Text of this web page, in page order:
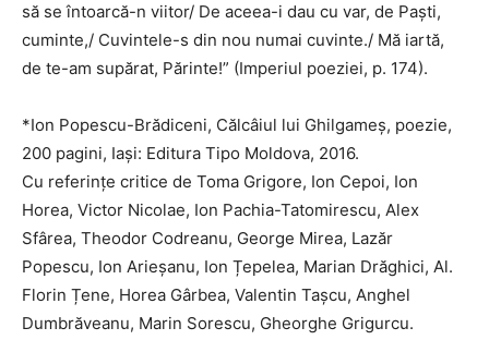
să se întoarcă-n viitor/ De aceea-i dau cu var, de Paști,
cuminte,/ Cuvintele-s din nou numai cuvinte./ Mă iartă,
de te-am supărat, Părinte!” (Imperiul poeziei, p. 174).
*Ion Popescu-Brădiceni, Călcâiul lui Ghilgameș, poezie,
200 pagini, Iași: Editura Tipo Moldova, 2016.
Cu referințe critice de Toma Grigore, Ion Cepoi, Ion
Horea, Victor Nicolae, Ion Pachia-Tatomirescu, Alex
Sfârea, Theodor Codreanu, George Mirea, Lazăr
Popescu, Ion Arieșanu, Ion Țepelea, Marian Drăghici, Al.
Florin Țene, Horea Gârbea, Valentin Tașcu, Anghel
Dumbrăveanu, Marin Sorescu, Gheorghe Grigurcu.